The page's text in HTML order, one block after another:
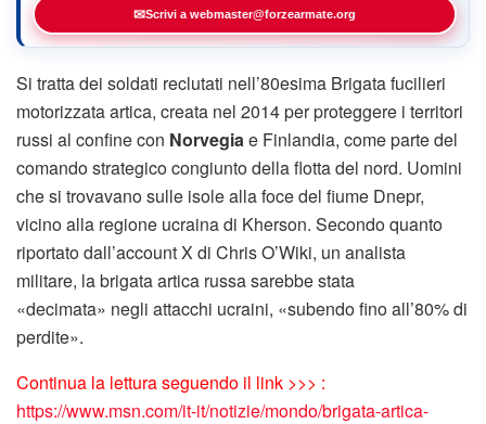
✉Scrivi a webmaster@forzearmate.org
Si tratta dei soldati reclutati nell’80esima Brigata fucilieri
motorizzata artica, creata nel 2014 per proteggere i territori
russi al confine con Norvegiae Finlandia, come parte del
comando strategico congiunto della flotta del nord. Uomini
che si trovavano sulle isole alla foce del fiume Dnepr,
vicino alla regione ucraina di Kherson. Secondo quanto
riportato dall’account X di Chris O’Wiki, un analista
militare, la brigata artica russa sarebbe stata
«decimata» negli attacchi ucraini, «subendo fino all’80% di
perdite».
Continua la lettura seguendo il link >>> :
https://www.msn.com/it-it/notizie/mondo/brigata-artica-